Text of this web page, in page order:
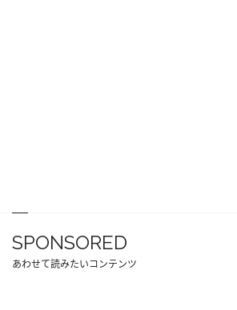
SPONSORED
あわせて読みたいコンテンツ